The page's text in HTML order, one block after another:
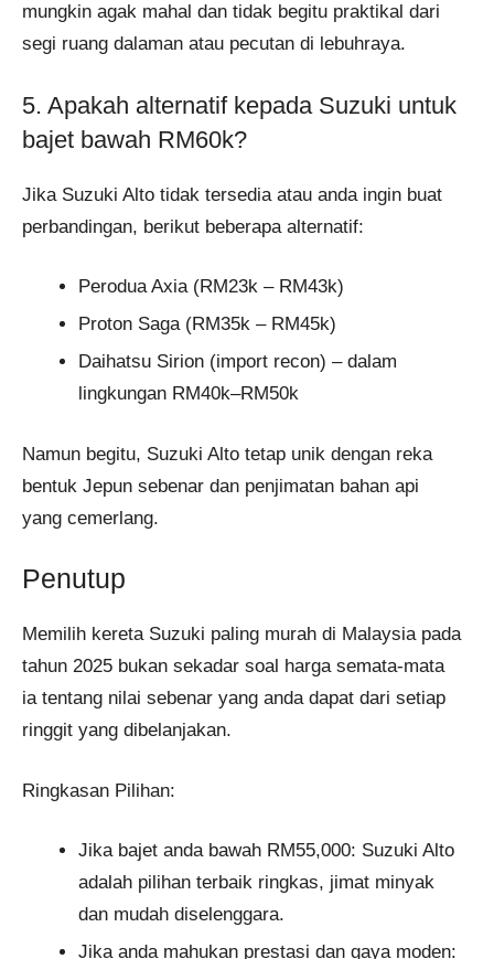
mungkin agak mahal dan tidak begitu praktikal dari
segi ruang dalaman atau pecutan di lebuhraya.
5. Apakah alternatif kepada Suzuki untuk
bajet bawah RM60k?
Jika Suzuki Alto tidak tersedia atau anda ingin buat
perbandingan, berikut beberapa alternatif:
Perodua Axia (RM23k – RM43k)
Proton Saga (RM35k – RM45k)
Daihatsu Sirion (import recon) – dalam
lingkungan RM40k–RM50k
Namun begitu, Suzuki Alto tetap unik dengan reka
bentuk Jepun sebenar dan penjimatan bahan api
yang cemerlang.
Penutup
Memilih kereta Suzuki paling murah di Malaysia pada
tahun 2025 bukan sekadar soal harga semata-mata
ia tentang nilai sebenar yang anda dapat dari setiap
ringgit yang dibelanjakan.
Ringkasan Pilihan:
Jika bajet anda bawah RM55,000: Suzuki Alto
adalah pilihan terbaik ringkas, jimat minyak
dan mudah diselenggara.
Jika anda mahukan prestasi dan gaya moden: